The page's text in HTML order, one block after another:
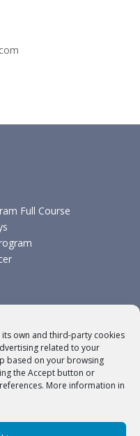
its own and third-party cookies
related to your
based on your browsing
the Accept button or
More information in
Full Course